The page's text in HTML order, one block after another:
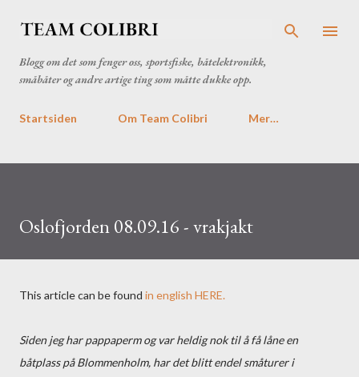
Blogg om det som fenger oss, sportsfiske, båtelektronikk,
småbåter og andre artige ting som måtte dukke opp.
Startsiden Om Team Colibri Mer…
Oslofjorden 08.09.16 - vrakjakt
This article can be found in english HERE.
Siden jeg har pappaperm og var heldig nok til å få låne en
båtplass på Blommenholm, har det blitt endel småturer i